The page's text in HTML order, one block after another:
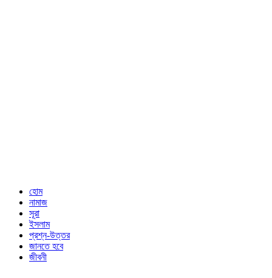
হোম
নামাজ
সূরা
ইসলাম
প্রশ্ন-উত্তর
জানতে হবে
জীবনী